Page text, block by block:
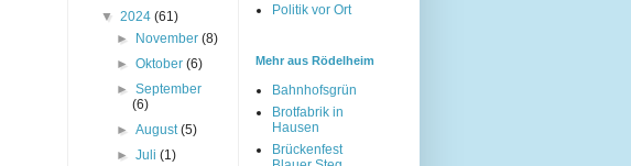
▼ 2024 (61)
►
November(8)
►Oktober(6)
►September
(6)
►August(5)
►Juli(1)
Politik vor Ort
Mehr aus Rödelheim
Bahnhofsgrün
Brotfabrik in
Hausen
Brückenfest